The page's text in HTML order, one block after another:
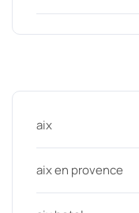
aix
aix en provence